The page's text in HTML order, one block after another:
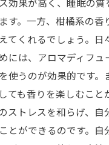
す。一方、柑橘系の香
てくれるでしょう。日
には、アロマディフュ
使うのが効果的です。
ても香りを楽しむこと
ストレスを和らげ、自
とができるのです。自